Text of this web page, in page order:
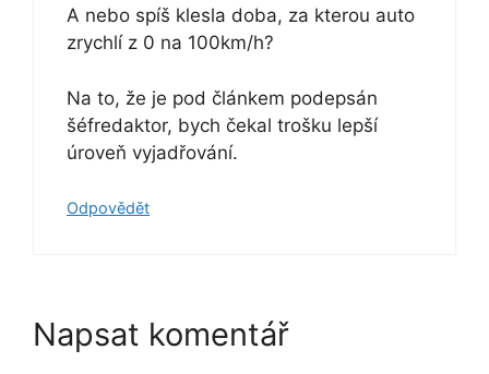
A nebo spíš klesla doba, za kterou auto
zrychlí z 0 na 100km/h?
Na to, že je pod článkem podepsán
šéfredaktor, bych čekal trošku lepší
úroveň vyjadřování.
Odpovědět
Napsat komentář